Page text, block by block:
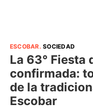
ESCOBAR.SOCIEDAD
La 63° Fiesta
confirmada:
de la
Escobar